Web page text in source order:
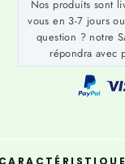
Nos produits sont
vous en 3-7 jours
question ? notre
répondra avec